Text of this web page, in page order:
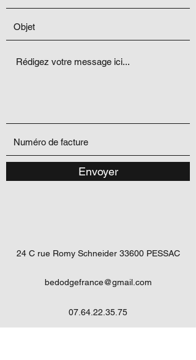
Envoyer
24 C rue Romy Schneider 33600 PESSAC
bedodgefrance@gmail.com
07.64.22.35.75